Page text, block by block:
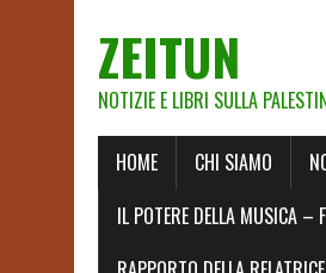
ZEITUN
NOTIZIE E LIBRI SULLA
HOME CHI SIAMO
IL POTERE DELLA MUSICA –